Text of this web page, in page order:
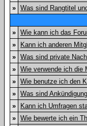
» Was sind Rangtitel
» Wie kann ich das
»
Kann ich anderen
» Was sind private
» Wie verwende ich die
» Wie benutze ich den
» Was sind
»
Kann ich Umfragen
» Wie bewerte ich ein